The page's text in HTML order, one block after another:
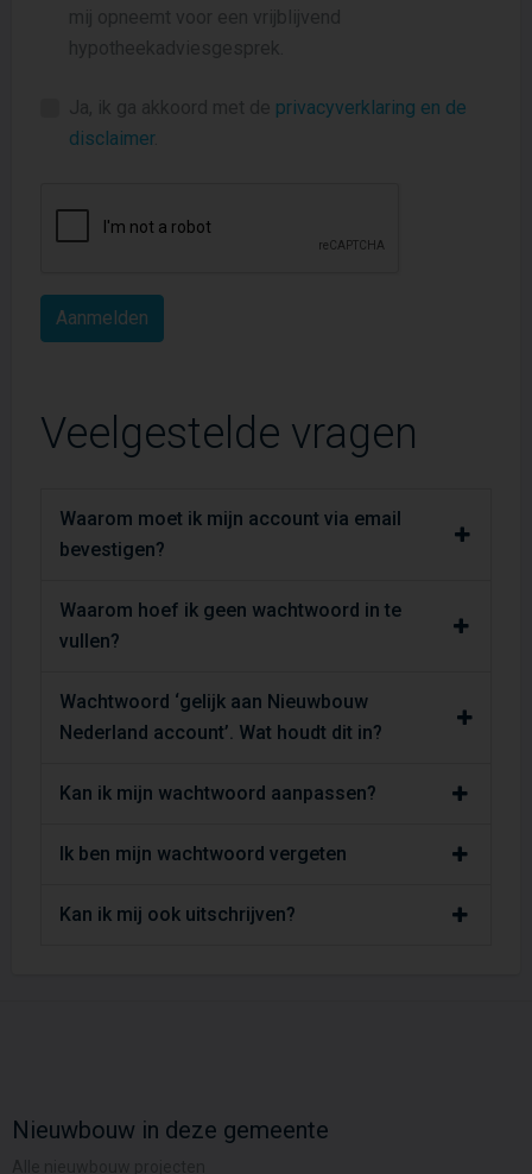
mij opneemt voor een vrijblijvend
hypotheekadviesgesprek.
Ja, ik ga akkoord met de privacyverklaring en de
disclaimer.
Veelgestelde vragen
Waarom moet ik mijn account via email
bevestigen?
Waarom hoef ik geen wachtwoord in te
vullen?
Wachtwoord ‘gelijk aan Nieuwbouw
Nederland account’. Wat houdt dit in?
Kan ik mijn wachtwoord aanpassen?
Ik ben mijn wachtwoord vergeten
Kan ik mij ook uitschrijven?
Nieuwbouw in deze gemeente